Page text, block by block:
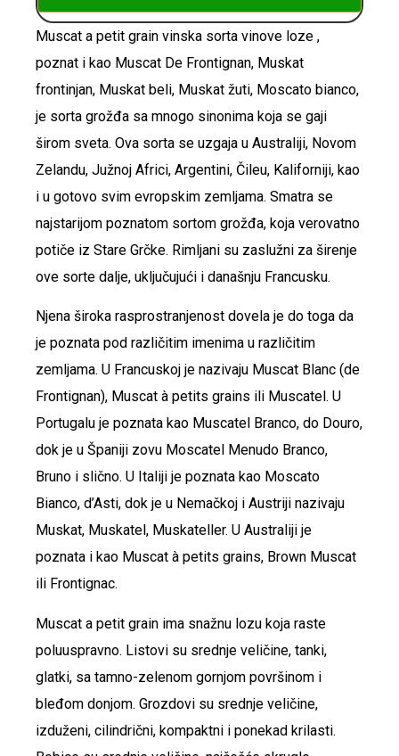
Muscat a petit grain vinska sorta vinove loze ,
poznat i kao Muscat De Frontignan, Muskat
frontinjan, Muskat beli, Muskat žuti, Moscato bianco,
je sorta grožđa sa mnogo sinonima koja se gaji
širom sveta. Ova sorta se uzgaja u Australiji, Novom
Zelandu, Južnoj Africi, Argentini, Čileu, Kaliforniji, kao
i u gotovo svim evropskim zemljama. Smatra se
najstarijom poznatom sortom grožđa, koja verovatno
potiče iz Stare Grčke. Rimljani su zaslužni za širenje
ove sorte dalje, uključujući i današnju Francusku.
Njena široka rasprostranjenost dovela je do toga da
je poznata pod različitim imenima u različitim
zemljama. U Francuskoj je nazivaju Muscat Blanc (de
Frontignan), Muscat à petits grains ili Muscatel. U
Portugalu je poznata kao Muscatel Branco, do Douro,
dok je u Španiji zovu Moscatel Menudo Branco,
Bruno i slično. U Italiji je poznata kao Moscato
Bianco, d’Asti, dok je u Nemačkoj i Austriji nazivaju
Muskat, Muskatel, Muskateller. U Australiji je
poznata i kao Muscat à petits grains, Brown Muscat
ili Frontignac.
Muscat a petit grain ima snažnu lozu koja raste
poluuspravno. Listovi su srednje veličine, tanki,
glatki, sa tamno-zelenom gornjom površinom i
bleđom donjom. Grozdovi su srednje veličine,
izduženi, cilindrični, kompaktni i ponekad krilasti.